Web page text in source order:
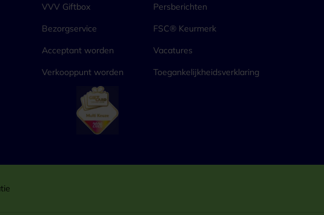
VVV Giftbox
Bezorgservice
Acceptant worden
Verkooppunt worden
Persberichten
FSC® Keurmerk
Vacatures
Toegankelijkheidsverklaring